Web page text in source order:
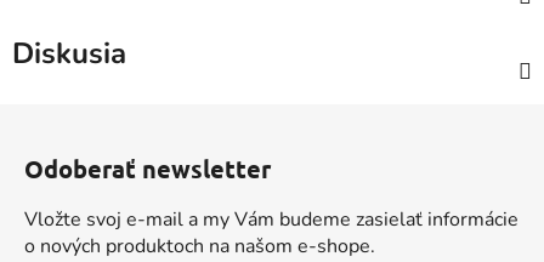
Diskusia
Odoberať newsletter
Vložte svoj e-mail a my Vám budeme zasielať informácie
o nových produktoch na našom e-shope.